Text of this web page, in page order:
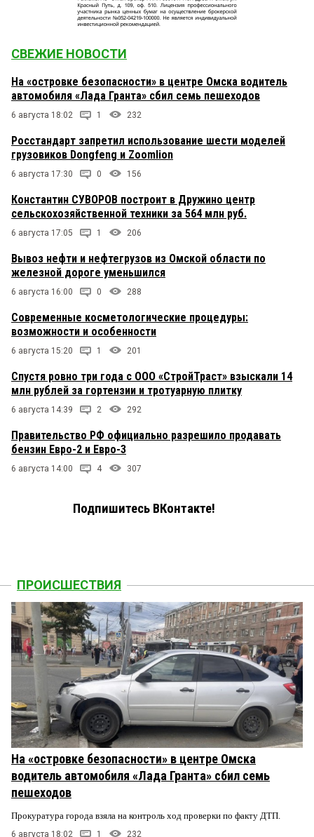
СВЕЖИЕ НОВОСТИ
На «островке безопасности» в центре Омска водитель
автомобиля «Лада Гранта» сбил семь пешеходов
6 августа 18:02 1 232
Росстандарт запретил использование шести моделей
грузовиков Dongfeng и Zoomlion
6 августа 17:30 0 156
Константин СУВОРОВ построит в Дружино центр
сельскохозяйственной техники за 564 млн руб.
6 августа 17:05 1 206
Вывоз нефти и нефтегрузов из Омской области по
железной дороге уменьшился
6 августа 16:00 0 288
Современные косметологические процедуры:
возможности и особенности
6 августа 15:20 1 201
Спустя ровно три года с ООО «СтройТраст» взыскали 14
млн рублей за гортензии и тротуарную плитку
6 августа 14:39 2 292
Правительство РФ официально разрешило продавать
бензин Евро-2 и Евро-3
6 августа 14:00 4 307
Подпишитесь ВКонтакте!
ПРОИСШЕСТВИЯ
На «островке безопасности» в центре Омска
водитель автомобиля «Лада Гранта» сбил семь
пешеходов
Прокуратура города взяла на контроль ход проверки по факту ДТП.
6 августа 18:02 1 232